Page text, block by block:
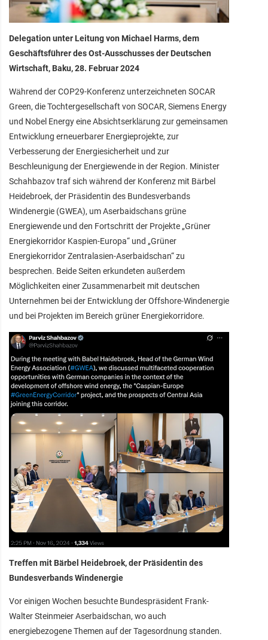
Delegation unter Leitung von Michael Harms, dem
Geschäftsführer des Ost-Ausschusses der Deutschen
Wirtschaft, Baku, 28. Februar 2024
Während der COP29-Konferenz unterzeichneten SOCAR
Green, die Tochtergesellschaft von SOCAR, Siemens Energy
und Nobel Energy eine Absichtserklärung zur gemeinsamen
Entwicklung erneuerbarer Energieprojekte, zur
Verbesserung der Energiesicherheit und zur
Beschleunigung der Energiewende in der Region. Minister
Schahbazov traf sich während der Konferenz mit Bärbel
Heidebroek, der Präsidentin des Bundesverbands
Windenergie (GWEA), um Aserbaidschans grüne
Energiewende und den Fortschritt der Projekte „Grüner
Energiekorridor Kaspien-Europa“ und „Grüner
Energiekorridor Zentralasien-Aserbaidschan“ zu
besprechen. Beide Seiten erkundeten außerdem
Möglichkeiten einer Zusammenarbeit mit deutschen
Unternehmen bei der Entwicklung der Offshore-Windenergie
und bei Projekten im Bereich grüner Energiekorridore.
Treffen mit Bärbel Heidebroek, der Präsidentin des
Bundesverbands Windenergie
Vor einigen Wochen besuchte Bundespräsident Frank-
Walter Steinmeier Aserbaidschan, wo auch
energiebezogene Themen auf der Tagesordnung standen.